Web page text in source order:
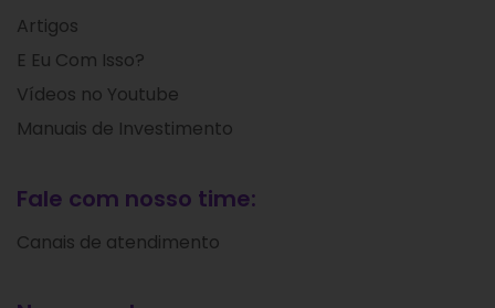
Artigos
E Eu Com Isso?
Vídeos no Youtube
Manuais de Investimento
Fale com nosso time:
Canais de atendimento